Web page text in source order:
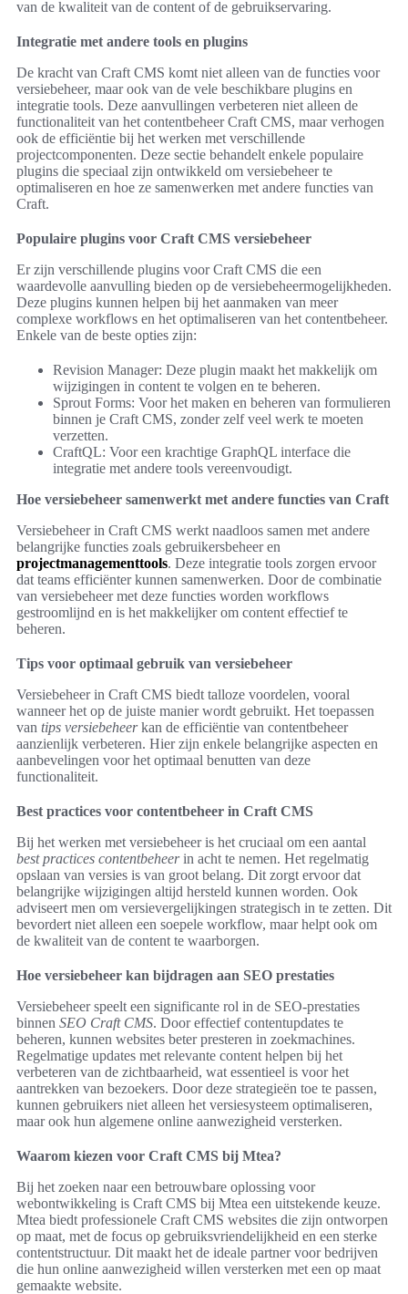
van de kwaliteit van de content of de gebruikservaring.
Integratie met andere tools en plugins
De kracht van Craft CMS komt niet alleen van de functies voor
versiebeheer, maar ook van de vele beschikbare plugins en
integratie tools. Deze aanvullingen verbeteren niet alleen de
functionaliteit van het contentbeheer Craft CMS, maar verhogen
ook de efficiëntie bij het werken met verschillende
projectcomponenten. Deze sectie behandelt enkele populaire
plugins die speciaal zijn ontwikkeld om versiebeheer te
optimaliseren en hoe ze samenwerken met andere functies van
Craft.
Populaire plugins voor Craft CMS versiebeheer
Er zijn verschillende plugins voor Craft CMS die een
waardevolle aanvulling bieden op de versiebeheermogelijkheden.
Deze plugins kunnen helpen bij het aanmaken van meer
complexe workflows en het optimaliseren van het contentbeheer.
Enkele van de beste opties zijn:
Revision Manager: Deze plugin maakt het makkelijk om
wijzigingen in content te volgen en te beheren.
Sprout Forms: Voor het maken en beheren van formulieren
binnen je Craft CMS, zonder zelf veel werk te moeten
verzetten.
CraftQL: Voor een krachtige GraphQL interface die
integratie met andere tools vereenvoudigt.
Hoe versiebeheer samenwerkt met andere functies van Craft
Versiebeheer in Craft CMS werkt naadloos samen met andere
belangrijke functies zoals gebruikersbeheer en
projectmanagementtools. Deze integratie tools zorgen ervoor
dat teams efficiënter kunnen samenwerken. Door de combinatie
van versiebeheer met deze functies worden workflows
gestroomlijnd en is het makkelijker om content effectief te
beheren.
Tips voor optimaal gebruik van versiebeheer
Versiebeheer in Craft CMS biedt talloze voordelen, vooral
wanneer het op de juiste manier wordt gebruikt. Het toepassen
van tips versiebeheerkan de efficiëntie van contentbeheer
aanzienlijk verbeteren. Hier zijn enkele belangrijke aspecten en
aanbevelingen voor het optimaal benutten van deze
functionaliteit.
Best practices voor contentbeheer in Craft CMS
Bij het werken met versiebeheer is het cruciaal om een aantal
best practices contentbeheerin acht te nemen. Het regelmatig
opslaan van versies is van groot belang. Dit zorgt ervoor dat
belangrijke wijzigingen altijd hersteld kunnen worden. Ook
adviseert men om versievergelijkingen strategisch in te zetten. Dit
bevordert niet alleen een soepele workflow, maar helpt ook om
de kwaliteit van de content te waarborgen.
Hoe versiebeheer kan bijdragen aan SEO prestaties
Versiebeheer speelt een significante rol in de SEO-prestaties
binnen SEO Craft CMS. Door effectief contentupdates te
beheren, kunnen websites beter presteren in zoekmachines.
Regelmatige updates met relevante content helpen bij het
verbeteren van de zichtbaarheid, wat essentieel is voor het
aantrekken van bezoekers. Door deze strategieën toe te passen,
kunnen gebruikers niet alleen het versiesysteem optimaliseren,
maar ook hun algemene online aanwezigheid versterken.
Waarom kiezen voor Craft CMS bij Mtea?
Bij het zoeken naar een betrouwbare oplossing voor
webontwikkeling is Craft CMS bij Mtea een uitstekende keuze.
Mtea biedt professionele Craft CMS websites die zijn ontworpen
op maat, met de focus op gebruiksvriendelijkheid en een sterke
contentstructuur. Dit maakt het de ideale partner voor bedrijven
die hun online aanwezigheid willen versterken met een op maat
gemaakte website.